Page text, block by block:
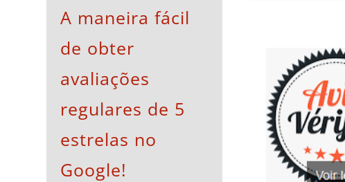
Larger
Image
A maneira fácil
de obter
avaliações
regulares de 5
estrelas no
Google!